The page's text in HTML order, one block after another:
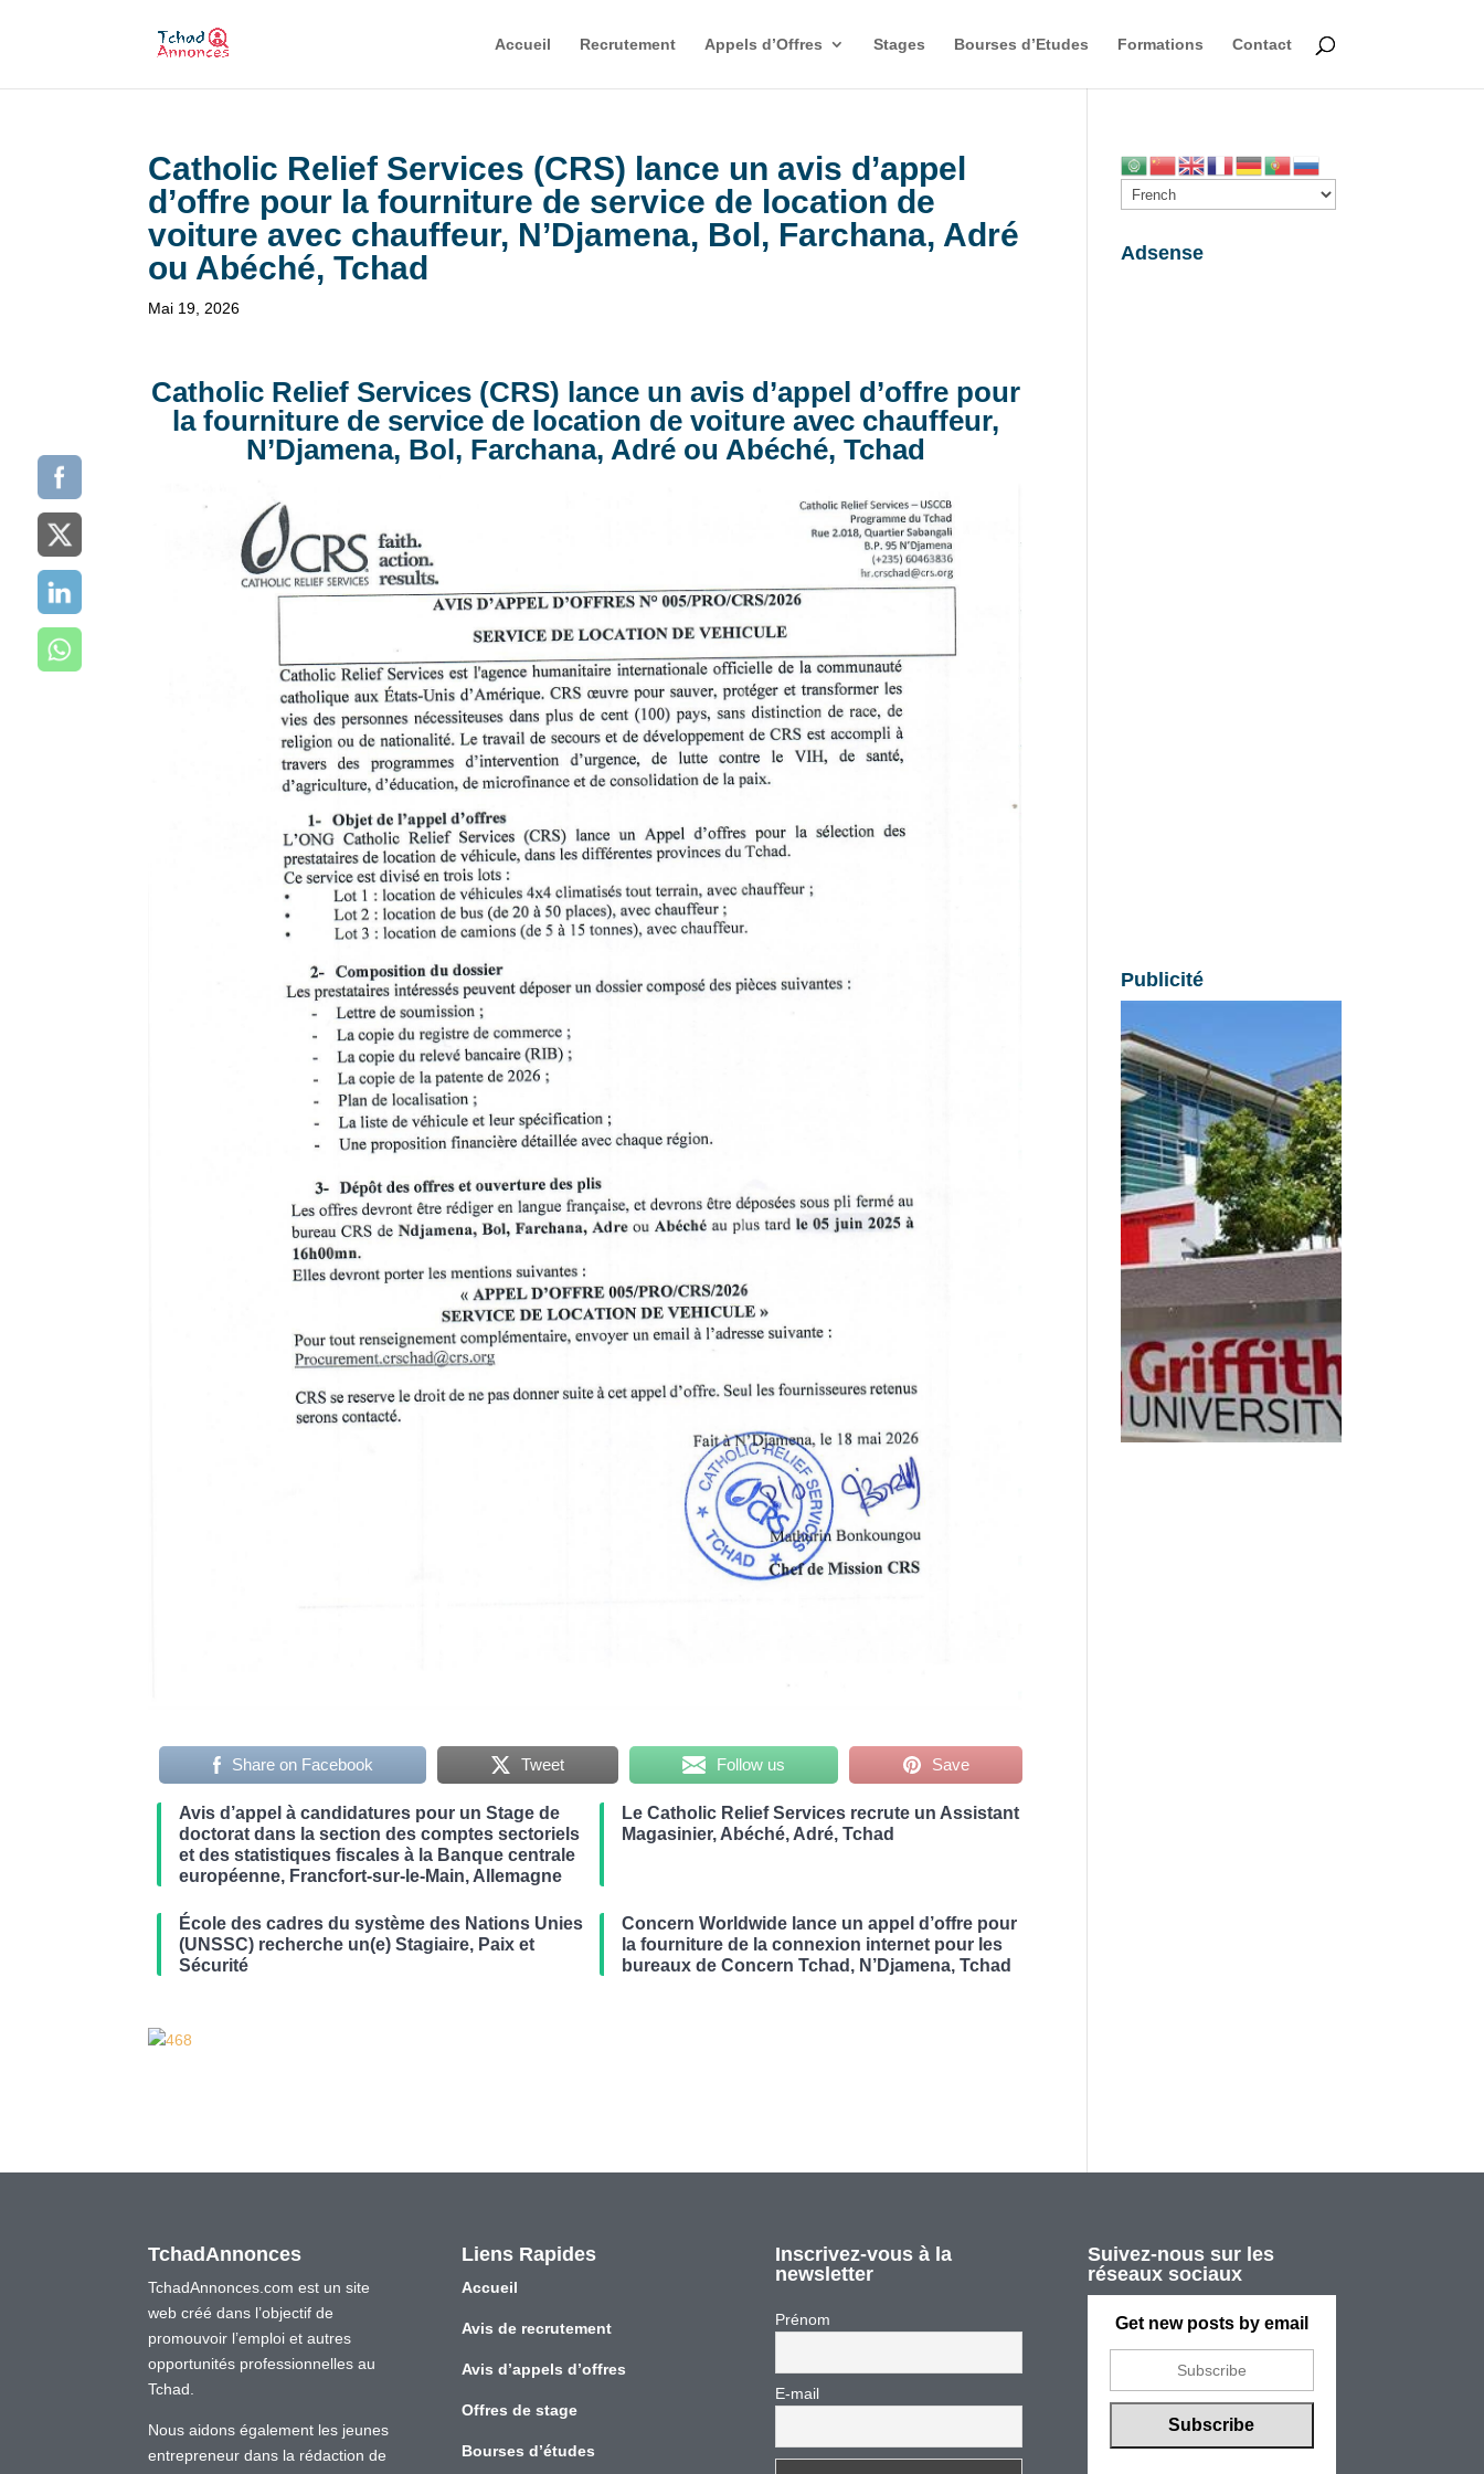
Accueil Recrutement Appels d’Offres Stages Bourses d’Etudes Formations Contact
Catholic Relief Services (CRS) lance un avis d’appel
d’offre pour la fourniture de service de location de
voiture avec chauffeur, N’Djamena, Bol, Farchana, Adré
ou Abéché, Tchad
Mai 19, 2026
Catholic Relief Services (CRS) lance un avis d’appel d’offre pour
la fourniture de service de location de voiture avec chauffeur,
N’Djamena, Bol, Farchana, Adré ou Abéché, Tchad
Share on Facebook Tweet Follow us Save
Avis d’appel à candidatures pour un Stage de
doctorat dans la section des comptes sectoriels
et des statistiques fiscales à la Banque centrale
européenne, Francfort-sur-le-Main, Allemagne
Le Catholic Relief Services recrute un Assistant
Magasinier, Abéché, Adré, Tchad
École des cadres du système des Nations Unies
(UNSSC) recherche un(e) Stagiaire, Paix et
Sécurité
Concern Worldwide lance un appel d’offre pour
la fourniture de la connexion internet pour les
bureaux de Concern Tchad, N’Djamena, Tchad
Adsense
Publicité
TchadAnnonces
TchadAnnonces.com est un site
web créé dans l’objectif de
promouvoir l’emploi et autres
opportunités professionnelles au
Tchad.
Nous aidons également les jeunes
entrepreneur dans la rédaction de
Liens Rapides
Accueil
Avis de recrutement
Avis d’appels d’offres
Offres de stage
Bourses d’études
Inscrivez-vous à la
newsletter
Prénom
E-mail
Suivez-nous sur les
réseaux sociaux
Get new posts by email